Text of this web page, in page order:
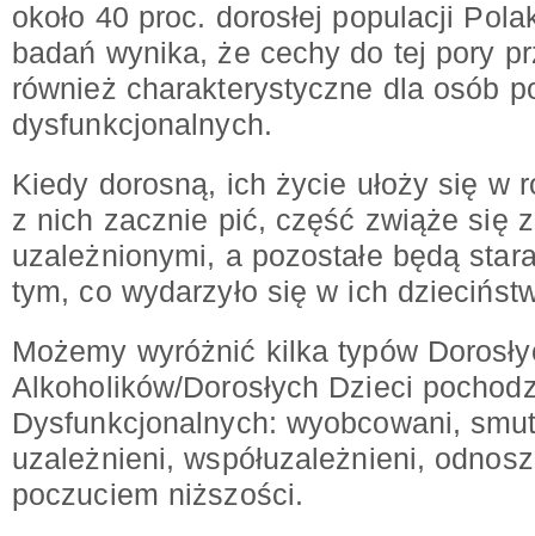
około 40 proc. dorosłej populacji
badań wynika, że cechy do tej pory
również charakterystyczne dla osób
dysfunkcjonalnych.
Kiedy dorosną, ich życie ułoży się w
z nich zacznie pić, część zwiąże się
uzależnionymi, a pozostałe będą
tym, co wydarzyło się w ich
Możemy wyróżnić kilka typów
Alkoholików/Dorosłych Dzieci
Dysfunkcjonalnych: wyobcowani,
uzależnieni, współuzależnieni,
poczuciem niższości.